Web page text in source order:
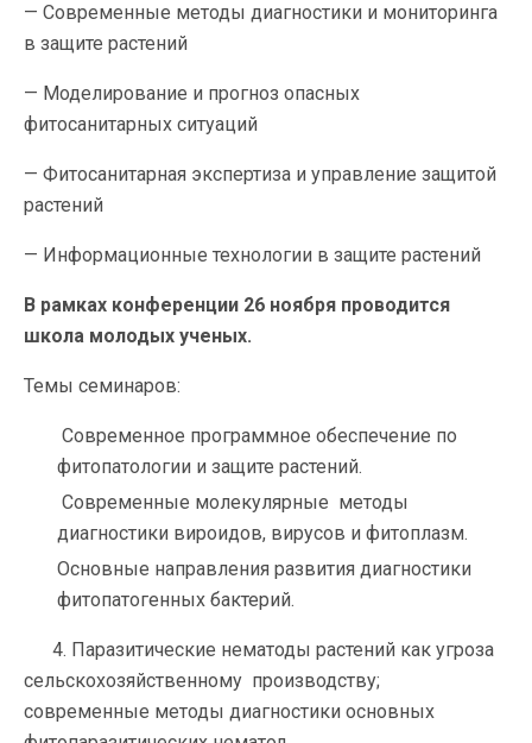
— Современные методы диагностики и мониторинга
в защите растений
— Моделирование и прогноз опасных
фитосанитарных ситуаций
— Фитосанитарная экспертиза и управление защитой
растений
— Информационные технологии в защите растений
В рамках конференции 26 ноября проводится
школа молодых ученых.
Темы семинаров:
Современное программное обеспечение по
фитопатологии и защите растений.
Современные молекулярные методы
диагностики вироидов, вирусов и фитоплазм.
Основные направления развития диагностики
фитопатогенных бактерий.
4. Паразитические нематоды растений как угроза
сельскохозяйственному производству;
современные методы диагностики основных